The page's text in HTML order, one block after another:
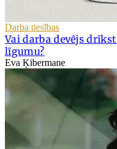
Darba tiesības
Vai darba devējs
līgumu?
Eva Ķibermane